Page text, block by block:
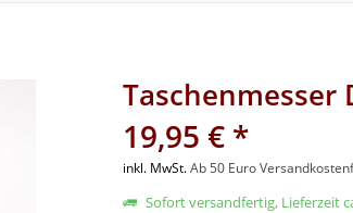
Taschenmesser
19,95 € *
inkl. MwSt.Ab 50 Euro
Sofort versandfertig, Lieferzeit